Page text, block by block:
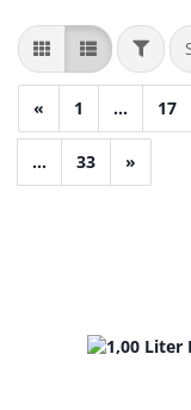
« 1 ... 17
... 33 »